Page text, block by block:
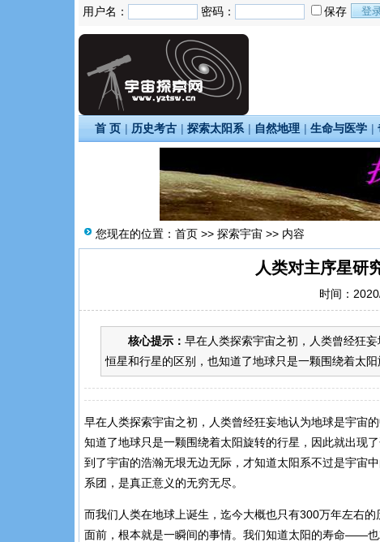
用户名： 密码： 保存
首 页 | 历史考古 | 探索太阳系 | 自然地理 | 生命与医学 |
您现在的位置： 首页 >> 探索宇宙 >> 内容
人类对主序星研
时间：
核心提示： 早在人类探索宇宙之初，人类曾经狂
恒星和行星的区别，也知道了地球只是一颗围绕着太
早在人类探索宇宙之初，人类曾经狂妄地认为地球是宇宙
知道了地球只是一颗围绕着太阳旋转的行星，因此就出现
到了宇宙的浩瀚无垠无边无际，才知道太阳系不过是宇宙
系团，是真正意义的无穷无尽。
而我们人类在地球上诞生，迄今大概也只有300万年左右
面前，根本就是一瞬间的事情。我们知道太阳的寿命——